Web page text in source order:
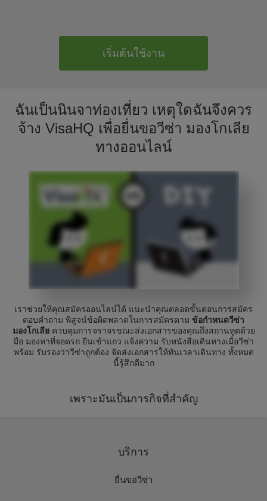
เริ่มต้นใช้งาน
ฉันเป็นนินจาท่องเที่ยว เหตุใดฉันจึงควร
จ้าง VisaHQ เพื่อยื่นขอวีซ่า มองโกเลีย
ทางออนไลน์
เราช่วยให้คุณสมัครออนไลน์ได้ แนะนำคุณตลอดขั้นตอนการสมัคร
ตอบคำถาม พิสูจน์ข้อผิดพลาดในการสมัครตาม ข้อกำหนดวีซ่า
มองโกเลียควบคุมการจราจรขณะส่งเอกสารของคุณถึงสถานทูตด้วย
มือ มองหาที่จอดรถ ยืนเข้าแถว แจ้งความ รับหนังสือเดินทางเมื่อวีซ่า
พร้อม รับรองว่าวีซ่าถูกต้อง จัดส่งเอกสารให้ทันเวลาเดินทาง ทั้งหมด
นี้รู้สึกดีมาก
เพราะมันเป็นภารกิจที่สำคัญ
บริการ
ยื่นขอวีซ่า